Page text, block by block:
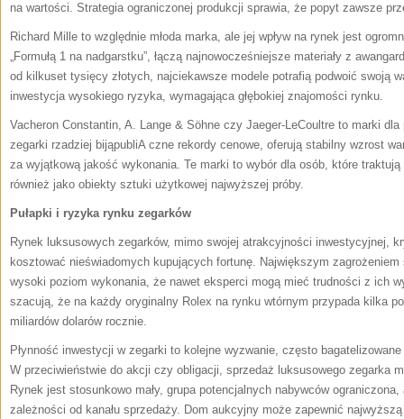
na wartości. Strategia ograniczonej produkcji sprawia, że popyt zawsze
Richard Mille to względnie młoda marka, ale jej wpływ na rynek jest
„Formułą 1 na nadgarstku”, łączą najnowocześniejsze materiały z
od kilkuset tysięcy złotych, najciekawsze modele potrafią podwoić swoją
inwestycja wysokiego ryzyka, wymagająca głębokiej znajomości rynku.
Vacheron Constantin, A. Lange & Söhne czy Jaeger-LeCoultre to marki
zegarki rzadziej bijąpubliA czne rekordy cenowe, oferują stabilny wzrost
za wyjątkową jakość wykonania. Te marki to wybór dla osób, które
również jako obiekty sztuki użytkowej najwyższej próby.
Pułapki i ryzyka rynku zegarków
Rynek luksusowych zegarków, mimo swojej atrakcyjności inwestycyjnej,
kosztować nieświadomych kupujących fortunę. Największym
wysoki poziom wykonania, że nawet eksperci mogą mieć trudności z ich
szacują, że na każdy oryginalny Rolex na rynku wtórnym przypada kilka
miliardów dolarów rocznie.
Płynność inwestycji w zegarki to kolejne wyzwanie, często
W przeciwieństwie do akcji czy obligacji, sprzedaż luksusowego zegarka
Rynek jest stosunkowo mały, grupa potencjalnych nabywców
zależności od kanału sprzedaży. Dom aukcyjny może zapewnić